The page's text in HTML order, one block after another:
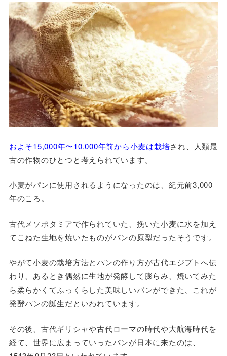
およそ15,000年〜10.000年前から小麦は栽培され、人類最
古の作物のひとつと考えられています。
小麦がパンに使用されるようになったのは、紀元前3,000
年のころ。
古代メソポタミアで作られていた、挽いた小麦に水を加え
てこねた生地を焼いたものがパンの原型だったそうです。
やがて小麦の栽培方法とパンの作り方が古代エジプトへ伝
わり、あるとき偶然に生地が発酵して膨らみ、焼いてみた
ら柔らかくてふっくらした美味しいパンができた、これが
発酵パンの誕生だといわれています。
その後、古代ギリシャや古代ローマの時代や大航海時代を
経て、世界に広まっていったパンが日本に来たのは、